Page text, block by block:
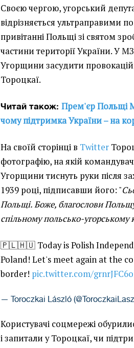
Своєю чергою, угорський
відрізняється ультраправими
привітанні Польщі зі святом
частини території України. У
Угорщини засудити
Тороцкаї.
Читай також:Прем'єр Польщі
чому підтримка України – на
На своїй сторінці в Twitter
фотографію, на якій
Угорщини тиснуть руки після
1939 році, підписавши його: "
Польщі. Боже, благослови
спільному польсько-угорському
🇵🇱🇭🇺 Today is Polish
Poland! Let's meet again at the
border! pic.twitter.com/
— Toroczkai László
Користувачі соцмережі
і запитали у Тороцкаї, чи